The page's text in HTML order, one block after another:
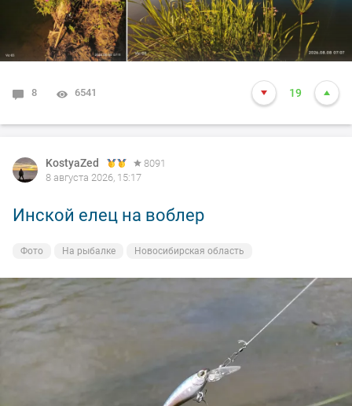
8 6541 19
KostyaZed
8091
8 августа 2026, 15:17
Инской елец на воблер
Фото На рыбалке Новосибирская область